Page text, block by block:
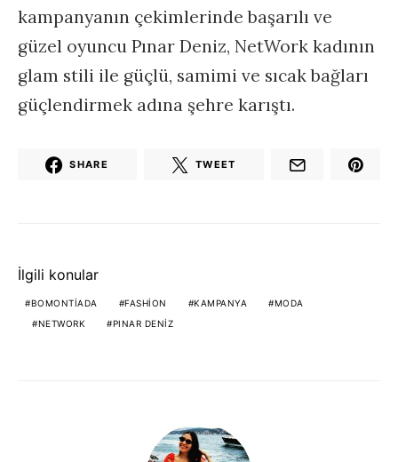
kampanyanın çekimlerinde başarılı ve
güzel oyuncu Pınar Deniz, NetWork kadının
glam stili ile güçlü, samimi ve sıcak bağları
güçlendirmek adına şehre karıştı.
SHARE TWEET
İlgili konular
BOMONTIADA FASHION KAMPANYA
MODA
NETWORK
PINAR DENIZ